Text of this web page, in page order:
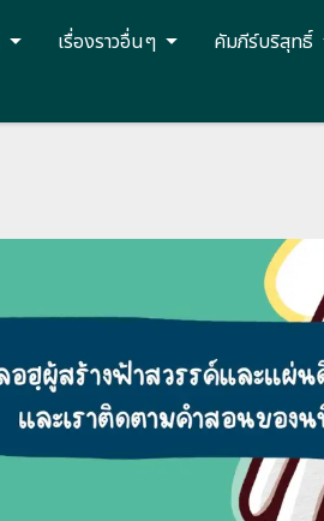
เรื่องราวอื่นๆ คัมภีร์บริสุทธิ์